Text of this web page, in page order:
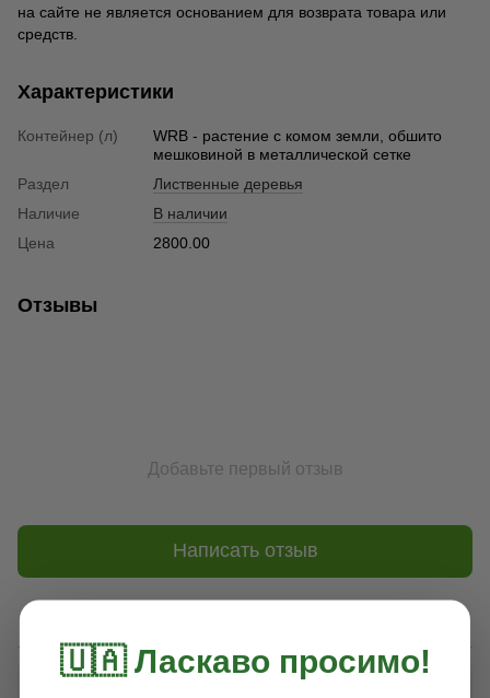
на сайте не является основанием для возврата товара или
средств.
Характеристики
Контейнер (л)
WRB - растение с комом земли, обшито
мешковиной в металлической сетке
Раздел
Лиственные деревья
Наличие
В наличии
Цена
2800.00
Отзывы
Добавьте первый отзыв
Написать отзыв
НОВАЯ ПОЧТА
🇺🇦 Ласкаво просимо!